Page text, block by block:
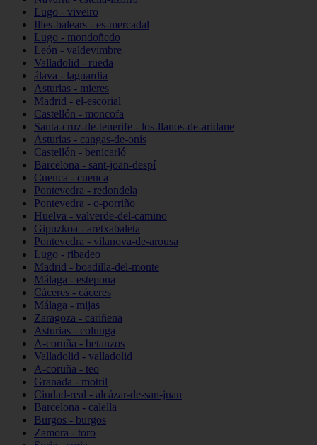
Lugo - viveiro
Illes-balears - es-mercadal
Lugo - mondoñedo
León - valdevimbre
Valladolid - rueda
álava - laguardia
Asturias - mieres
Madrid - el-escorial
Castellón - moncofa
Santa-cruz-de-tenerife - los-llanos-de-aridane
Asturias - cangas-de-onís
Castellón - benicarló
Barcelona - sant-joan-despí
Cuenca - cuenca
Pontevedra - redondela
Pontevedra - o-porriño
Huelva - valverde-del-camino
Gipuzkoa - aretxabaleta
Pontevedra - vilanova-de-arousa
Lugo - ribadeo
Madrid - boadilla-del-monte
Málaga - estepona
Cáceres - cáceres
Málaga - mijas
Zaragoza - cariñena
Asturias - colunga
A-coruña - betanzos
Valladolid - valladolid
A-coruña - teo
Granada - motril
Ciudad-real - alcázar-de-san-juan
Barcelona - calella
Burgos - burgos
Zamora - toro